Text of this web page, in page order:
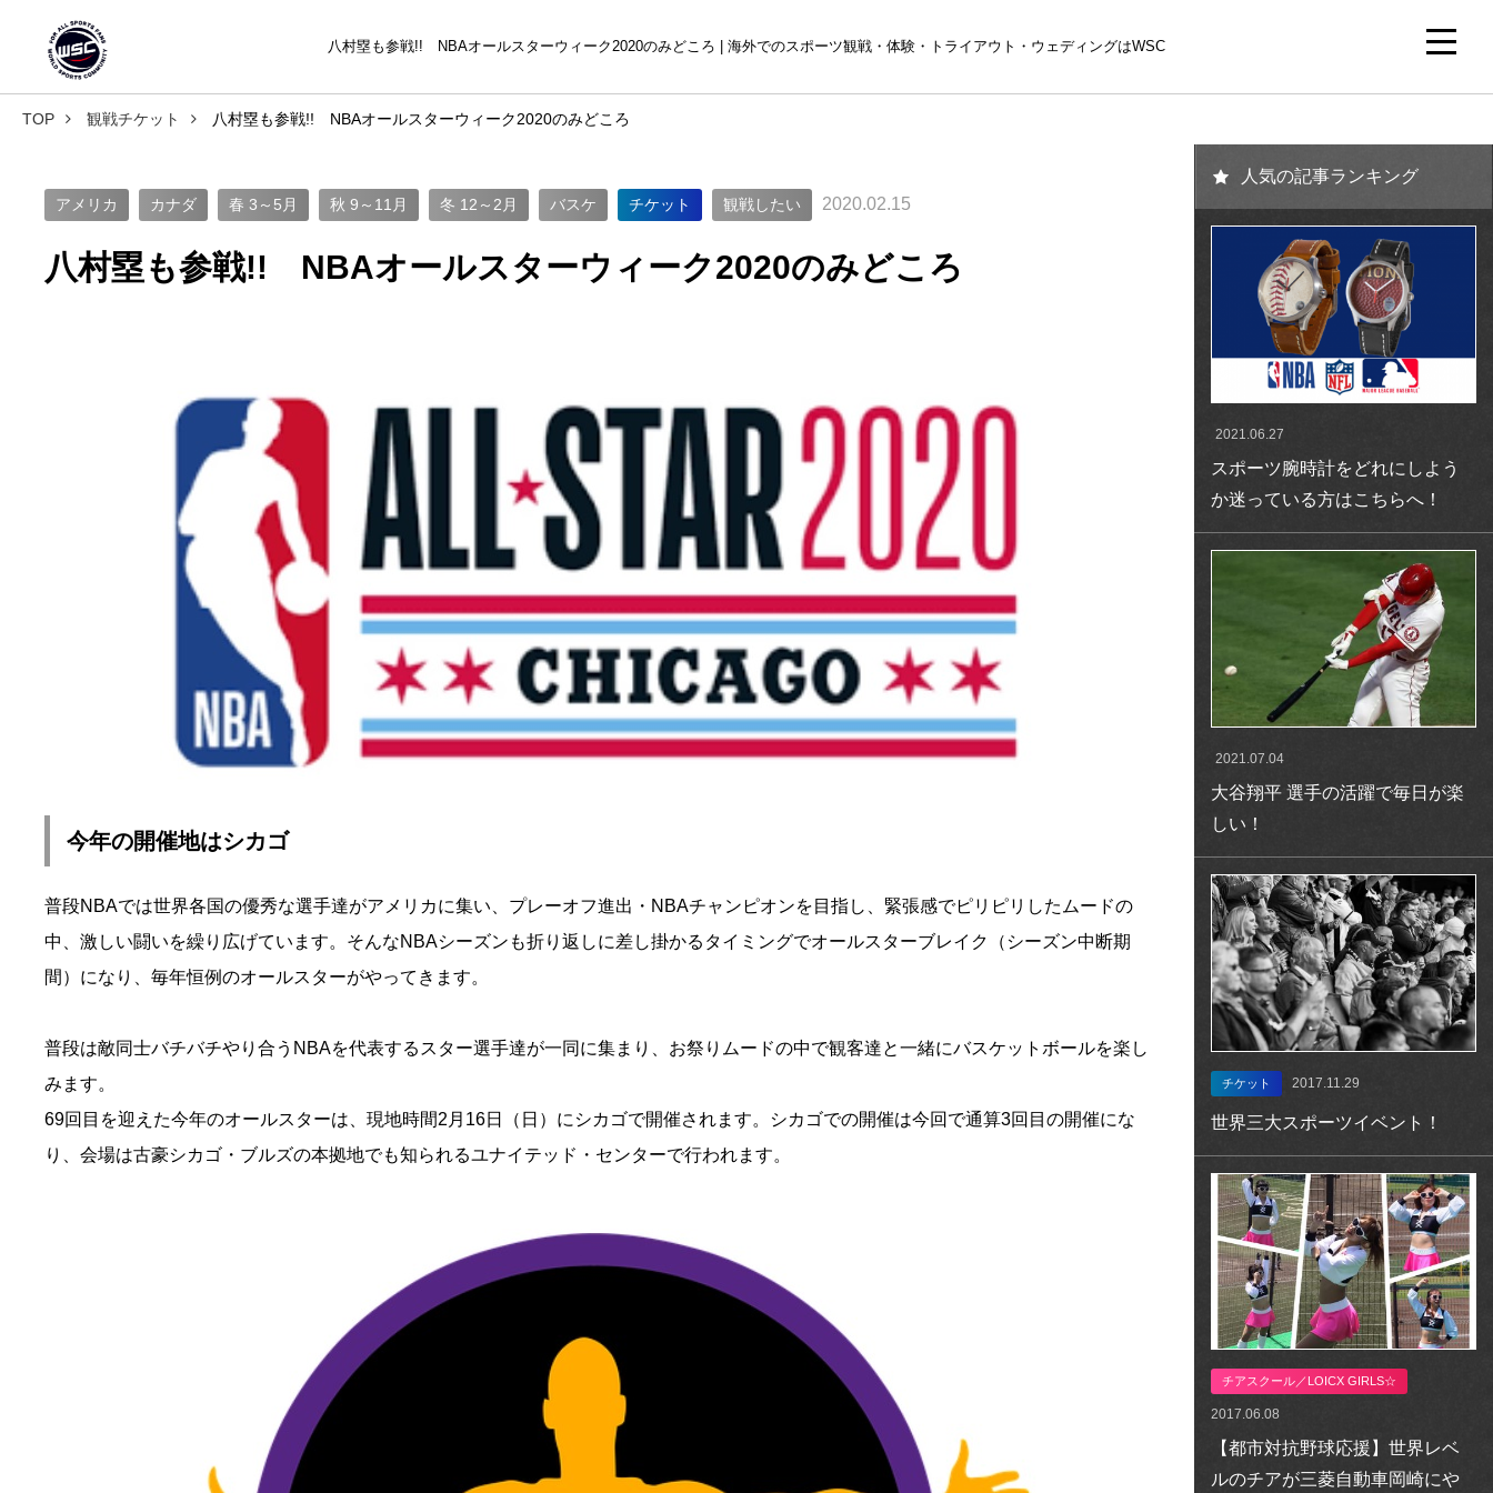
八村塁も参戦!! NBAオールスターウィーク2020のみどころ | 海外でのスポーツ観戦・体験・トライアウト・ウェディングはWSC
TOP 観戦チケット 八村塁も参戦!! NBAオールスターウィーク2020のみどころ
アメリカ カナダ 春 3～5月 秋 9～11月 冬 12～2月 バスケ チケット 観戦したい 2020.02.15
八村塁も参戦!! NBAオールスターウィーク2020のみどころ
今年の開催地はシカゴ
普段NBAでは世界各国の優秀な選手達がアメリカに集い、プレーオフ進出・NBAチャンピオンを目指し、緊張感でピリピリしたムードの
中、激しい闘いを繰り広げています。そんなNBAシーズンも折り返しに差し掛かるタイミングでオールスターブレイク（シーズン中断期
間）になり、毎年恒例のオールスターがやってきます。
普段は敵同士バチバチやり合うNBAを代表するスター選手達が一同に集まり、お祭りムードの中で観客達と一緒にバスケットボールを楽し
みます。
69回目を迎えた今年のオールスターは、現地時間2月16日（日）にシカゴで開催されます。シカゴでの開催は今回で通算3回目の開催にな
り、会場は古豪シカゴ・ブルズの本拠地でも知られるユナイテッド・センターで行われます。
人気の記事ランキング
2021.06.27
スポーツ腕時計をどれにしよう
か迷っている方はこちらへ！
2021.07.04
大谷翔平 選手の活躍で毎日が楽
しい！
チケット 2017.11.29
世界三大スポーツイベント！
チアスクール／LOICX GIRLS☆
2017.06.08
【都市対抗野球応援】世界レベ
ルのチアが三菱自動車岡崎にや